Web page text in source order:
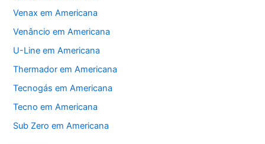
Venax em Americana
Venâncio em Americana
U-Line em Americana
Thermador em Americana
Tecnogás em Americana
Tecno em Americana
Sub Zero em Americana